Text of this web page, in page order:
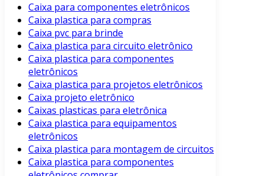
Caixa para componentes eletrônicos
Caixa plastica para compras
Caixa pvc para brinde
Caixa plastica para circuito eletrônico
Caixa plastica para componentes
eletrônicos
Caixa plastica para projetos eletrônicos
Caixa projeto eletrônico
Caixas plasticas para eletrônica
Caixa plastica para equipamentos
eletrônicos
Caixa plastica para montagem de circuitos
Caixa plastica para componentes